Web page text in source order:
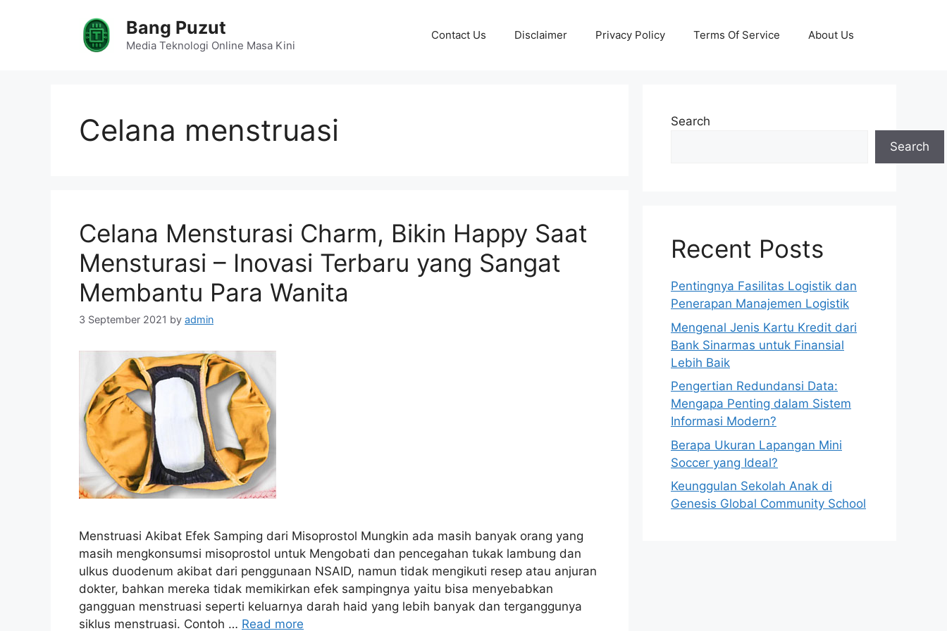
Bang Puzut
Media Teknologi Online Masa Kini
Contact Us Disclaimer Privacy Policy Terms Of Service About Us
Celana menstruasi
Celana Mensturasi Charm, Bikin Happy Saat
Mensturasi – Inovasi Terbaru yang Sangat
Membantu Para Wanita
3 September 2021 by admin
Menstruasi Akibat Efek Samping dari Misoprostol Mungkin ada masih banyak orang yang
masih mengkonsumsi misoprostol untuk Mengobati dan pencegahan tukak lambung dan
ulkus duodenum akibat dari penggunaan NSAID, namun tidak mengikuti resep atau anjuran
dokter, bahkan mereka tidak memikirkan efek sampingnya yaitu bisa menyebabkan
gangguan menstruasi seperti keluarnya darah haid yang lebih banyak dan terganggunya
siklus menstruasi. Contoh … Read more
Search
Search
Recent Posts
Pentingnya Fasilitas Logistik dan
Penerapan Manajemen Logistik
Mengenal Jenis Kartu Kredit dari
Bank Sinarmas untuk Finansial
Lebih Baik
Pengertian Redundansi Data:
Mengapa Penting dalam Sistem
Informasi Modern?
Berapa Ukuran Lapangan Mini
Soccer yang Ideal?
Keunggulan Sekolah Anak di
Genesis Global Community School